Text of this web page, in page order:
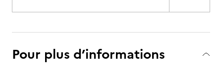
Pour plus d’informations